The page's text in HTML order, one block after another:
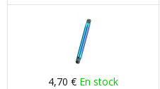
4,70 € En stock